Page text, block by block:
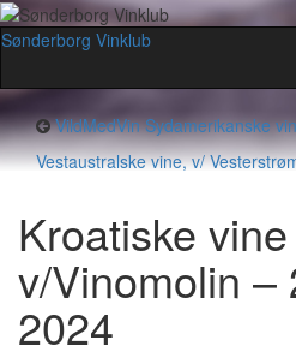
Sønderborg Vinklub
VildMedVin Sydamerikanske
Vestaustralske vine, v/
Kroatiske vine
v/Vinomolin –
2024